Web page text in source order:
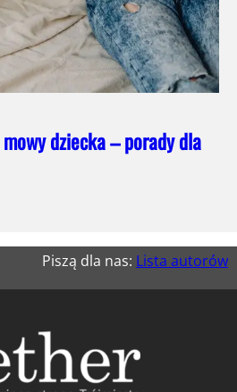
dziecka – porady dla
Piszą dla nas: Lista autorów